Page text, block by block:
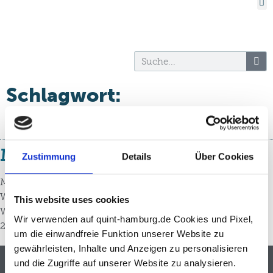
Zustimmung Details Über Cookies
This website uses cookies
Wir verwenden auf quint-hamburg.de Cookies und Pixel,
um die einwandfreie Funktion unserer Website zu
gewährleisten, Inhalte und Anzeigen zu personalisieren
und die Zugriffe auf unserer Website zu analysieren.
Schlagwort:
Handelskammer
Marktplatz der Begegnungen
Marktplatz der Begegnungen
Wann: Di., 09. April 2024 (10.00 Uhr bis 14.00 Uhr)
Wo: Börsensäle der Handelskammer (Adolphsplatz 1,
20457 Hamburg)